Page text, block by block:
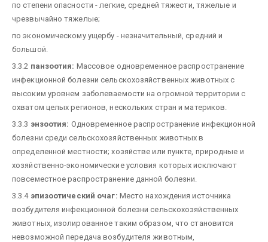
по степени опасности - легкие, средней тяжести, тяжелые и
чрезвычайно тяжелые;
по экономическому ущербу - незначительный, средний и
большой.
3.3.2 панзоотия: Массовое одновременное распространение
инфекционной болезни сельскохозяйственных животных с
высоким уровнем заболеваемости на огромной территории с
охватом целых регионов, нескольких стран и материков.
3.3.3 энзоотия: Одновременное распространение инфекционной
болезни среди сельскохозяйственных животных в
определенной местности; хозяйстве или пункте, природные и
хозяйственно-экономические условия которых исключают
повсеместное распространение данной болезни.
3.3.4эпизоотический очаг: Место нахождения источника
возбудителя инфекционной болезни сельскохозяйственных
животных, изолированное таким образом, что становится
невозможной передача возбудителя животным,